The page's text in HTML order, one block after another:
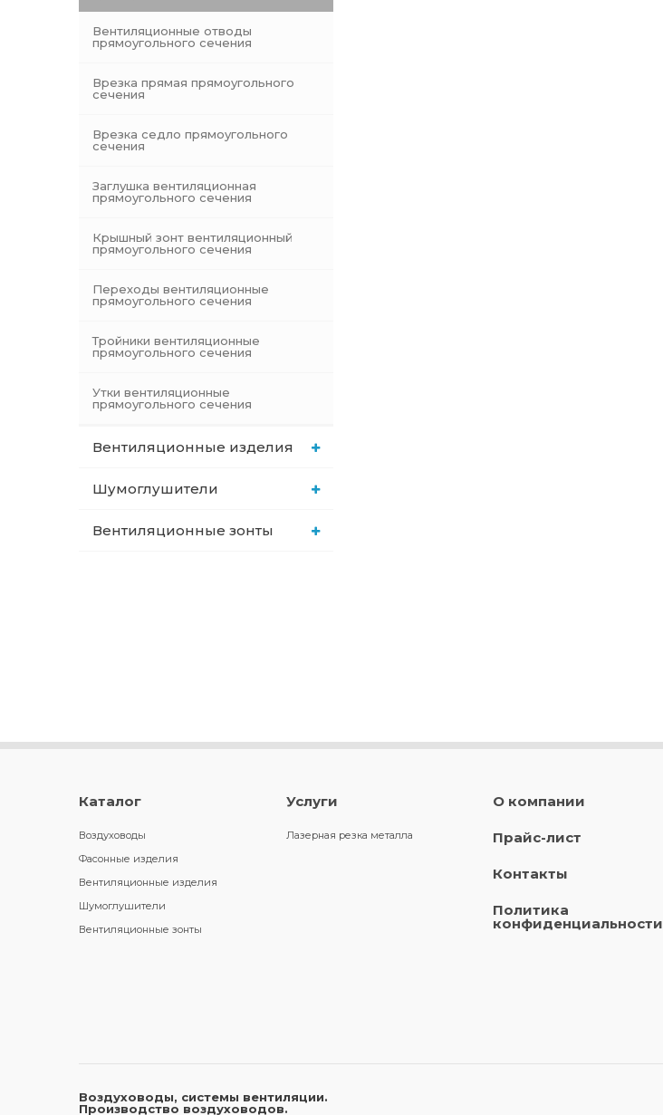
Вентиляционные отводы
прямоугольного сечения
Врезка прямая прямоугольного
сечения
Врезка седло прямоугольного
сечения
Заглушка вентиляционная
прямоугольного сечения
Крышный зонт вентиляционный
прямоугольного сечения
Переходы вентиляционные
прямоугольного сечения
Тройники вентиляционные
прямоугольного сечения
Утки вентиляционные
прямоугольного сечения
Вентиляционные изделия
Шумоглушители
Вентиляционные зонты
Каталог
Воздуховоды
Фасонные изделия
Вентиляционные изделия
Шумоглушители
Вентиляционные зонты
Услуги
Лазерная резка металла
О компании
Прайс-лист
Контакты
Политика
конфиденциальности
Воздуховоды, системы вентиляции.
Производство воздуховодов.